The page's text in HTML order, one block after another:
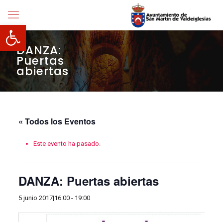
Abrir barra de herramientas
DANZA:
Puertas
abiertas
« Todos los Eventos
Este evento ha pasado.
DANZA: Puertas abiertas
5 junio 2017|16:00- 19:00